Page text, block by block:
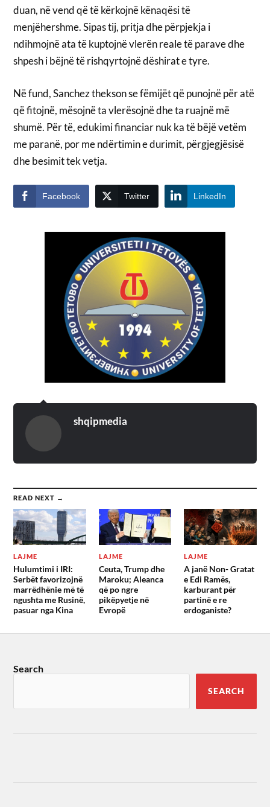
duan, në vend që të kërkojnë kënaqësi të
menjëhershme. Sipas tij, pritja dhe përpjekja i
ndihmojnë ata të kuptojnë vlerën reale të parave dhe
shpesh i bëjnë të rishqyrtojnë dëshirat e tyre.
Në fund, Sanchez thekson se fëmijët që punojnë për atë
që fitojnë, mësojnë ta vlerësojnë dhe ta ruajnë më
shumë. Për të, edukimi financiar nuk ka të bëjë vetëm
me paranë, por me ndërtimin e durimit, përgjegjësisë
dhe besimit tek vetja.
Facebook Twitter LinkedIn
shqipmedia
READ NEXT →
LAJME
Hulumtimi i IRI:
Serbët favorizojnë
marrëdhënie më të
ngushta me Rusinë,
pasuar nga Kina
LAJME
Ceuta, Trump dhe
Maroku; Aleanca
që po ngre
pikëpyetje në
Evropë
LAJME
A janë Non- Gratat
e Edi Ramës,
karburant për
partinë e re
erdoganiste?
Search
SEARCH